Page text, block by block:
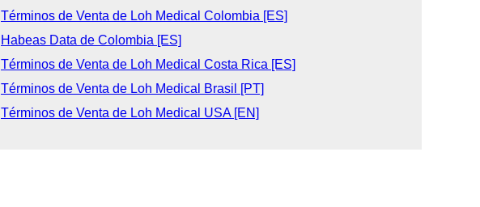
Términos de Venta de Loh Medical Colombia [ES]
Habeas Data de Colombia [ES]
Términos de Venta de Loh Medical Costa Rica [ES]
Términos de Venta de Loh Medical Brasil [PT]
Términos de Venta de Loh Medical USA [EN]